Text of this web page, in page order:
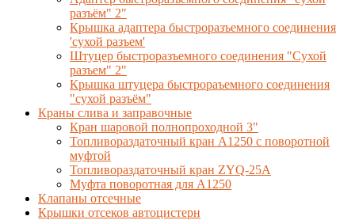
разъём" 2"
Крышка адаптера быстроразъемного соединения
'сухой разъем'
Штуцер быстроразъемного соединения "Сухой
разъем" 2"
Крышка штуцера быстрораъемного соединения
"сухой разъём"
Краны слива и заправочные
Кран шаровой полнопроходной 3"
Топливораздаточный кран A1250 с поворотной
муфтой
Топливораздаточный кран ZYQ-25A
Муфта поворотная для А1250
Клапаны отсечные
Крышки отсеков автоцистерн